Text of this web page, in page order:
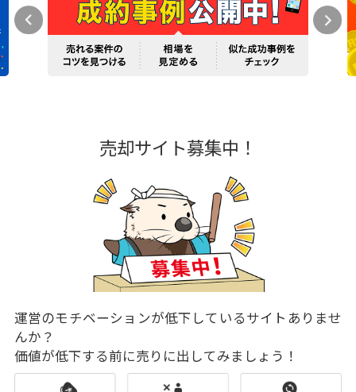
売却サイト募集中！
運営のモチベーションが低下しているサイトありませ
んか？
価値が低下する前に売りに出してみましょう！